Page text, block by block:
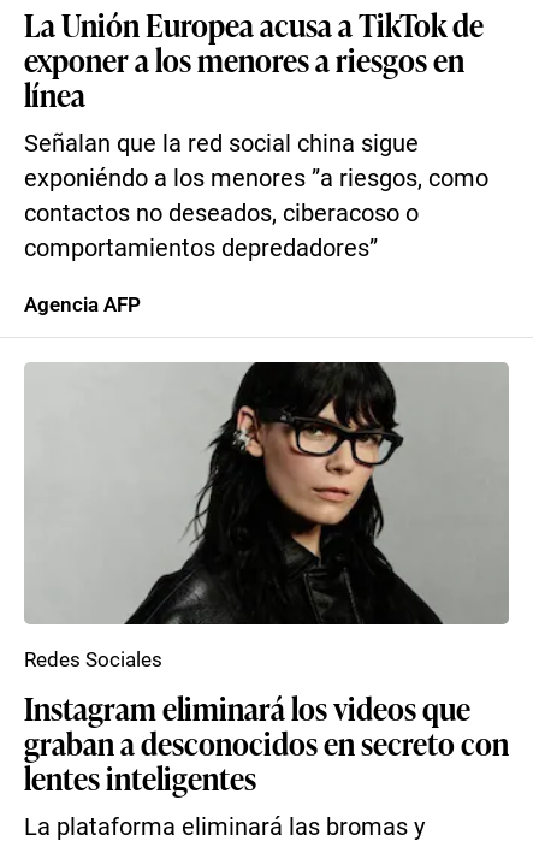
La Unión Europea acusa a TikTok de
exponer a los menores a riesgos en
línea
Señalan que la red social china sigue
exponiéndo a los menores ”a riesgos, como
contactos no deseados, ciberacoso o
comportamientos depredadores”
Agencia AFP
Instagram eliminará los videos que
graban a desconocidos en secreto con
lentes inteligentes
La plataforma eliminará las bromas y
Redes Sociales